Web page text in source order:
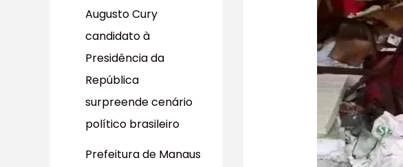
Augusto Cury
candidato à
Presidência da
República
surpreende cenário
político brasileiro
Prefeitura de Manaus